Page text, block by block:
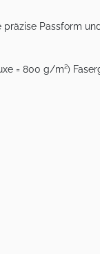
Passform
= 800 g/m²)